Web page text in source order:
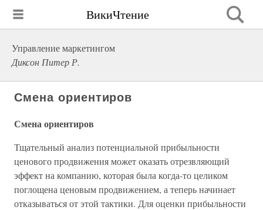
ВикиЧтение
Управление маркетингом
Диксон Питер Р.
Смена ориентиров
Смена ориентиров
Тщательный анализ потенциальной прибыльности
ценового продвижения может оказать отрезвляющий
эффект на компанию, которая была когда-то целиком
поглощена ценовым продвижением, а теперь начинает
отказываться от этой тактики. Для оценки прибыльности